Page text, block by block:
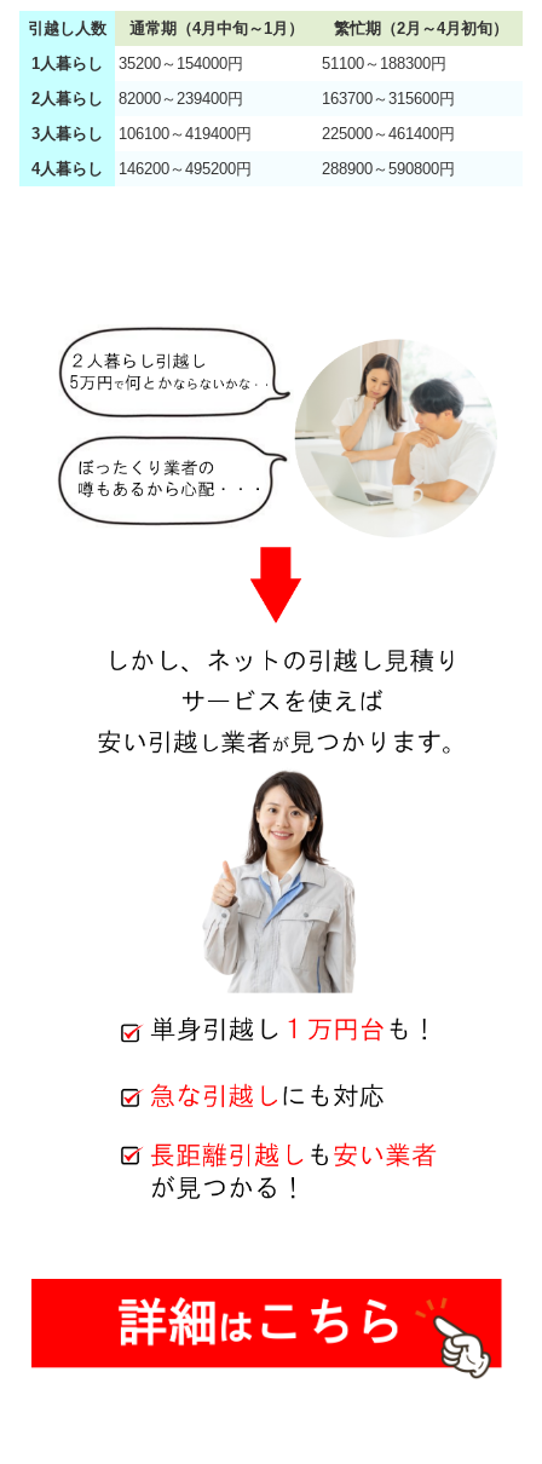
引越し人数 通常期（4月中旬～1月）
繁忙期（2月～4月初旬）
1人暮らし
35200～154000円
51100～188300円
2人暮らし
82000～239400円
163700～315600円
3人暮らし
106100～419400円
225000～461400円
4人暮らし
146200～495200円 288900～590800円